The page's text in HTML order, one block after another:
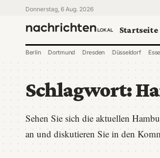
Donnerstag, 6 Aug. 2026
Startseite
Berlin Dortmund Dresden Düsseldorf
Schlagwort:
Sehen Sie sich die aktuellen
an und diskutieren Sie in den